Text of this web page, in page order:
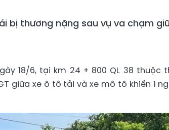
bị thương nặng sau vụ va chạm
18/6, tại km 24 + 800 QL 38 thuộc
giữa xe ô tô tải và xe mô tô khiến 1